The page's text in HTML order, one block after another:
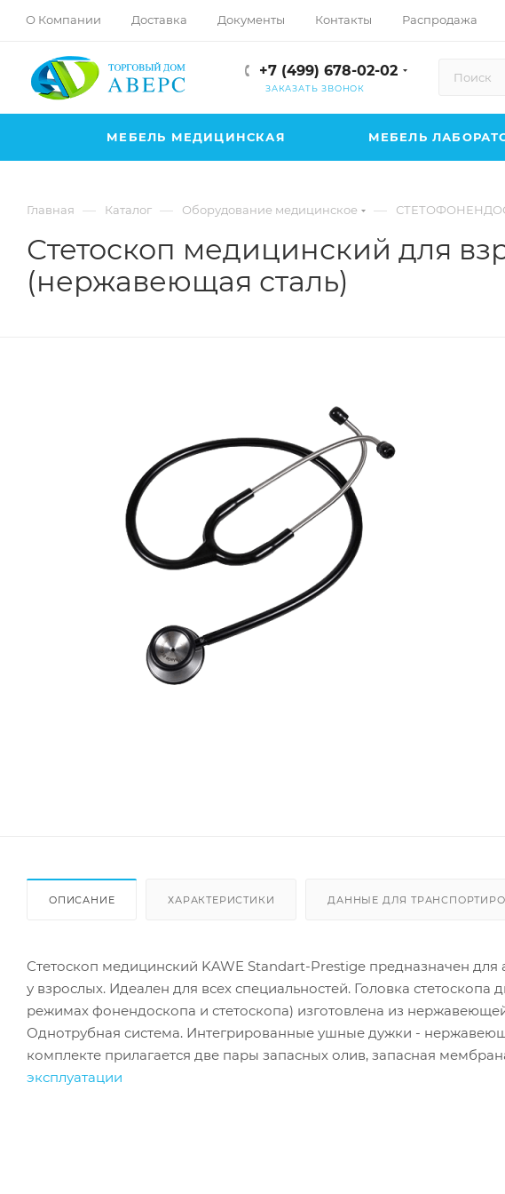
О Компании Доставка Документы Контакты Распродажа
+7 (499) 678-02-02
ЗАКАЗАТЬ ЗВОНОК
МЕБЕЛЬ МЕДИЦИНСКАЯ МЕБЕЛЬ
Главная — Каталог — Оборудование медицинское —
Стетоскоп медицинский для
(нержавеющая сталь)
ОПИСАНИЕ ХАРАКТЕРИСТИКИ ДАННЫЕ ДЛЯ
Стетоскоп медицинский KAWE Standart-Prestige предназначен для
у взрослых. Идеален для всех специальностей. Головка
режимах фонендоскопа и стетоскопа) изготовлена из
Однотрубная система. Интегрированные ушные дужки -
комплекте прилагается две пары запасных олив, запасная
эксплуатации
movies